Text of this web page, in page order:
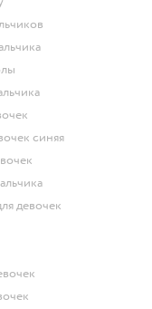
синяя
девочек